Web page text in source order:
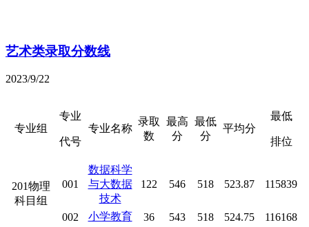
艺术类录取分数线
2023/9/22
专业组
专业
代号
专业名称
录取
数
最高
分
最低
分
平均分
最低
排位
201物理
科目组
001
数据科学
与大数据
技术
122 546 518 523.87 115839
002 小学教育 36 543 518 524.75
116168